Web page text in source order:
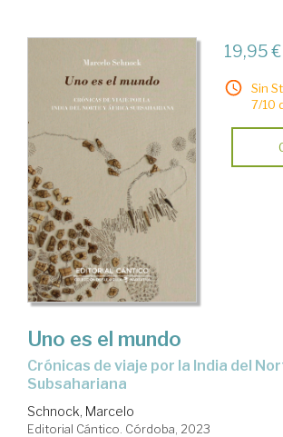
19,95 €
Sin
7/10
Uno es el mundo
Crónicas de viaje por la India del Norte y África
Subsahariana
Schnock, Marcelo
Editorial Cántico. Córdoba, 2023